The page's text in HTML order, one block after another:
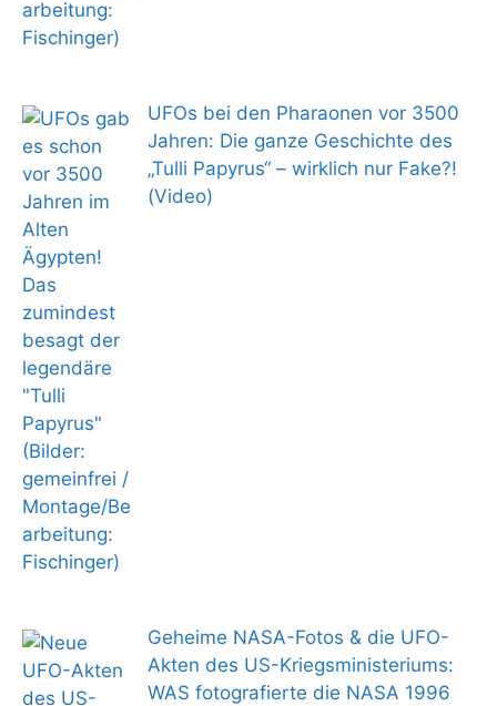
UFOs bei den Pharaonen vor 3500
Jahren: Die ganze Geschichte des
„Tulli Papyrus“ – wirklich nur Fake?!
(Video)
Geheime NASA-Fotos & die UFO-
Akten des US-Kriegsministeriums:
WAS fotografierte die NASA 1996